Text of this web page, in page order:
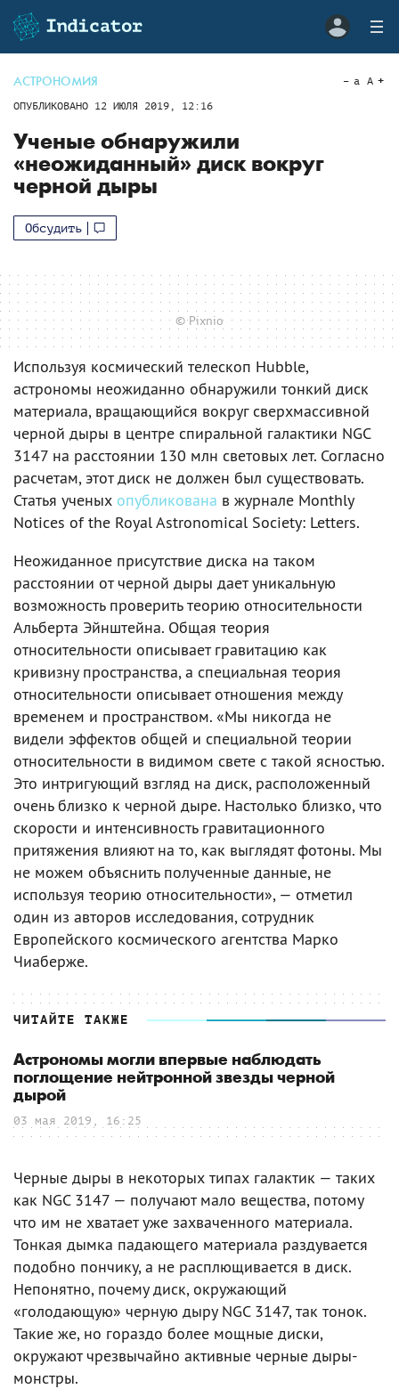
АСТРОНОМИЯ
ОПУБЛИКОВАНО 12 ИЮЛЯ 2019, 12:16
a A
Ученые обнаружили
«неожиданный» диск вокруг
черной дыры
Обсудить
© Pixnio
Используя космический телескоп Hubble,
астрономы неожиданно обнаружили тонкий диск
материала, вращающийся вокруг сверхмассивной
черной дыры в центре спиральной галактики NGC
3147 на расстоянии 130 млн световых лет. Согласно
расчетам, этот диск не должен был существовать.
Статья ученых опубликована в журнале Monthly
Notices of the Royal Astronomical Society: Letters.
Неожиданное присутствие диска на таком
расстоянии от черной дыры дает уникальную
возможность проверить теорию относительности
Альберта Эйнштейна. Общая теория
относительности описывает гравитацию как
кривизну пространства, а специальная теория
относительности описывает отношения между
временем и пространством. «Мы никогда не
видели эффектов общей и специальной теории
относительности в видимом свете с такой ясностью.
Это интригующий взгляд на диск, расположенный
очень близко к черной дыре. Настолько близко, что
скорости и интенсивность гравитационного
притяжения влияют на то, как выглядят фотоны. Мы
не можем объяснить полученные данные, не
используя теорию относительности», — отметил
один из авторов исследования, сотрудник
Европейского космического агентства Марко
Чиаберже.
ЧИТАЙТЕ ТАКЖЕ
Астрономы могли впервые наблюдать
поглощение нейтронной звезды черной
дырой
03 мая 2019, 16:25
Черные дыры в некоторых типах галактик — таких
как NGC 3147 — получают мало вещества, потому
что им не хватает уже захваченного материала.
Тонкая дымка падающего материала раздувается
подобно пончику, а не расплющивается в диск.
Непонятно, почему диск, окружающий
«голодающую» черную дыру NGC 3147, так тонок.
Такие же, но гораздо более мощные диски,
окружают чрезвычайно активные черные дыры-
монстры.